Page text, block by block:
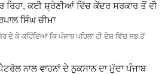
ਰਿਹਾ, ਕਈ ਸ਼੍ਰੇਣੀਆਂ ਵਿੱਚ ਕੇਂਦਰ ਸਰਕਾਰ ਤੋਂ ਵੀ
ਸਿੰਘ ਚੀਮਾ
ਦੇ ਕੇ ਕਹਿੰਦਿਆਂ ਕਿ ਪੰਜਾਬ ਪਹਿਲਾਂ ਹੀ ਦੇਸ਼ ਵਿੱਚ ਸਭ ਤੋਂ
ਨਾਲ ਵਾਹਨਾਂ ਦੇ ਨੁਕਸਾਨ ਦਾ ਮੁੱਦਾ ਪੰਜਾਬ